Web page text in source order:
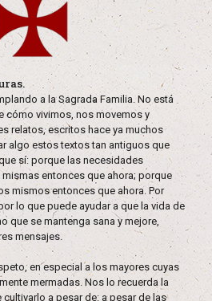
a la Sagrada Familia. No está
cómo vivimos, nos movemos y
relatos, escritos hace ya muchos
algo estos textos tan antiguos que
sí: porque las necesidades
entonces que ahora; porque
mismos entonces que ahora. Por
lo que puede ayudar a que la vida de
que se mantenga sana y mejore,
mensajes.
en especial a los mayores cuyas
mermadas. Nos lo recuerda la
a pesar de: a pesar de las